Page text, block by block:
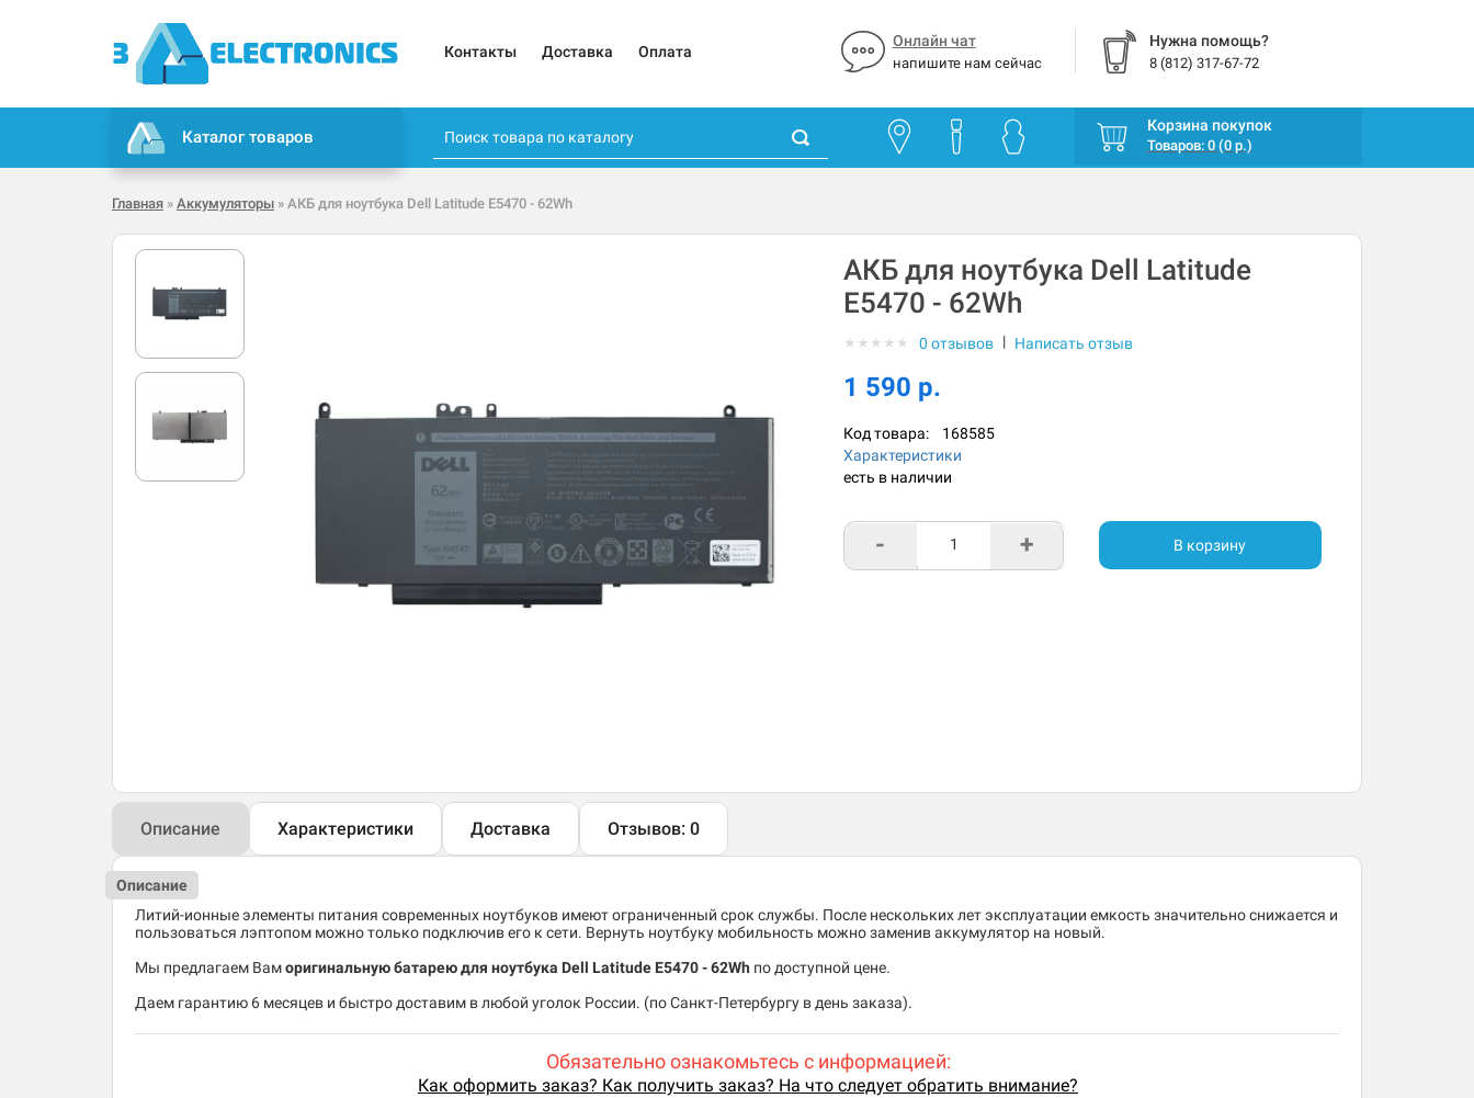
Контакты Доставка Оплата
Онлайн чат
напишите нам сейчас
Нужна помощь?
8 (812) 317-67-72
Каталог товаров
Корзина покупок
Товаров: 0 (0 р.)
Главная » Аккумуляторы » АКБ для ноутбука Dell Latitude E5470 - 62Wh
АКБ для ноутбука Dell Latitude
E5470 - 62Wh
★ ★ ★ ★ ★ 0 отзывов | Написать отзыв
1 590 р.
Код товара: 168585
Характеристики
есть в наличии
- + В корзину
Описание Характеристики Доставка Отзывов: 0
Описание
Литий-ионные элементы питания современных ноутбуков имеют ограниченный срок службы. После нескольких лет эксплуатации емкость значительно снижается и
пользоваться лэптопом можно только подключив его к сети. Вернуть ноутбуку мобильность можно заменив аккумулятор на новый.
Мы предлагаем Ваморигинальную батарею для ноутбука Dell Latitude E5470 - 62Wh по доступной цене.
Даем гарантию 6 месяцев и быстро доставим в любой уголок России. (по Санкт-Петербургу в день заказа).
Обязательно ознакомьтесь с информацией:
Как оформить заказ? Как получить заказ? На что следует обратить внимание?